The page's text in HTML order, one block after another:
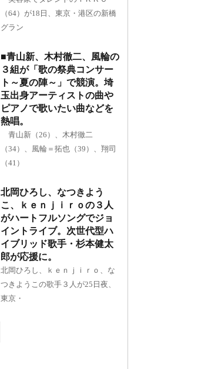
（64）が18日、東京・港区の新橋
グラン
■青山新、木村徹二、風輪の
３組が「歌の祭典コンサー
ト～夏の陣～」で競演。埼
玉出身アーティストの曲や
ピアノで歌いたい曲などを
熱唱。
青山新（26）、木村徹二
（34）、風輪＝拓也（39）、翔司
（41）
北岡ひろし、なつきよう
こ、ｋｅｎｊｉｒｏの３人
がハートフルソングでジョ
イントライブ。次世代型ハ
イブリッド歌手・杉本健太
郎が応援に。
北岡ひろし、ｋｅｎｊｉｒｏ、な
つきようこの歌手３人が25日夜、
東京・